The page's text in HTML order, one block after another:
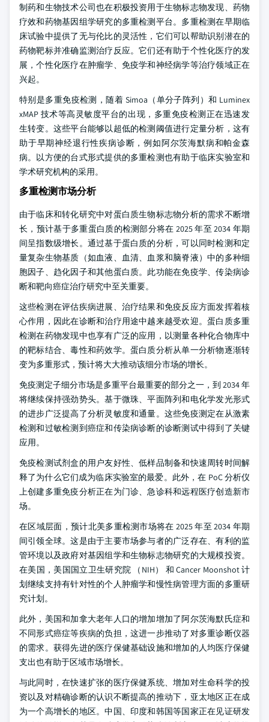
制药和生物技术公司也在积极投资用于生物标志物发现、药物
疗效和药物基因组学研究的多重检测平台。多重检测在早期临
床试验中提供了无与伦比的灵活性，它们可以帮助识别潜在的
药物靶标并准确监测治疗反应。它们还有助于个性化医疗的发
展，个性化医疗在肿瘤学、免疫学和神经病学等治疗领域正在
兴起。
特别是多重免疫检测，随着 Simoa（单分子阵列）和 Luminex
xMAP 技术等高灵敏度平台的出现，多重免疫检测正在迅速发
生转变。这些平台能够以超低的检测阈值进行定量分析，这有
助于早期神经退行性疾病诊断，例如阿尔茨海默病和帕金森
病。以方便的台式形式提供的多重检测也有助于临床实验室和
学术研究机构的采用。
多重检测市场分析
由于临床和转化研究中对蛋白质生物标志物分析的需求不断增
长，预计基于多重蛋白质的检测部分将在 2025 年至 2034 年期
间呈指数级增长。通过基于蛋白质的分析，可以同时检测和定
量复杂生物基质（如血液、血清、血浆和脑脊液）中的多种细
胞因子、趋化因子和其他蛋白质。此功能在免疫学、传染病诊
断和靶向癌症治疗研究中至关重要。
这些检测在评估疾病进展、治疗结果和免疫反应方面发挥着核
心作用，因此在诊断和治疗用途中越来越受欢迎。蛋白质多重
检测在药物发现中也享有广泛的应用，以测量各种化合物库中
的靶标结合、毒性和药效学。蛋白质分析从单一分析物逐渐转
变为多重形式，预计将大大推动该细分市场的增长。
免疫测定子细分市场是多重平台最重要的部分之一，到 2034 年
将继续保持强劲势头。基于微珠、平面阵列和电化学发光形式
的进步广泛提高了分析灵敏度和通量。这些免疫测定在从激素
检测和过敏检测到癌症和传染病诊断的诊断测试中得到了关键
应用。
免疫检测试剂盒的用户友好性、低样品制备和快速周转时间解
释了为什么它们成为临床实验室的最爱。此外，在 PoC 分析仪
上创建多重免疫分析正在为门诊、急诊科和远程医疗创造新市
场。
在区域层面，预计北美多重检测市场将在 2025 年至 2034 年期
间引领全球。这是由于主要市场参与者的广泛存在、有利的监
管环境以及政府对基因组学和生物标志物研究的大规模投资。
在美国，美国国立卫生研究院 （NIH） 和 Cancer Moonshot 计
划继续支持有针对性的个人肿瘤学和慢性病管理方面的多重研
究计划。
此外，美国和加拿大老年人口的增加增加了阿尔茨海默氏症和
不同形式癌症等疾病的负担，这进一步推动了对多重诊断仪器
的需求。获得先进的医疗保健基础设施和增加的人均医疗保健
支出也有助于区域市场增长。
与此同时，在快速扩张的医疗保健系统、增加对生命科学的投
资以及对精确诊断的认识不断提高的推动下，亚太地区正在成
为一个高增长的地区。中国、印度和韩国等国家正在见证研发